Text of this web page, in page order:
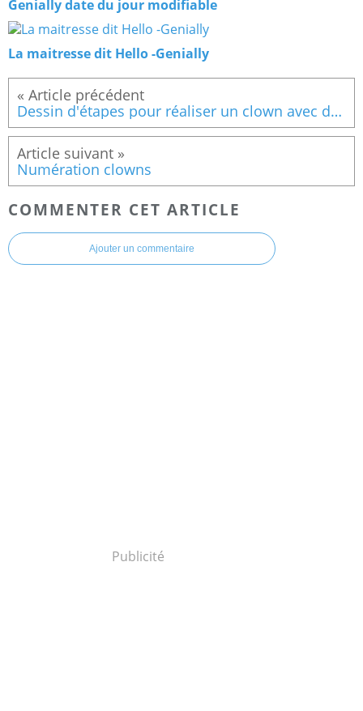
Genially date du jour modifiable
La maitresse dit Hello -Genially
Dessin d'étapes pour réaliser un clown avec des ronds
Numération clowns
COMMENTER CET ARTICLE
Ajouter un commentaire
Publicité